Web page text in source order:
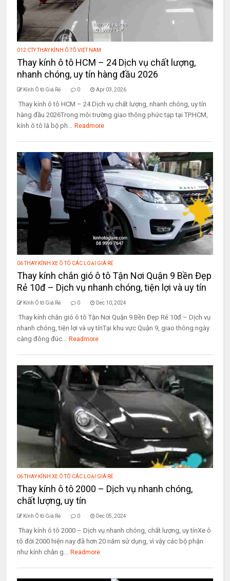
012 CTY THAY KÍNH Ô TÔ VIỆT NAM
Thay kính ô tô HCM – 24 Dịch vụ chất lượng,
nhanh chóng, uy tín hàng đầu 2026
Kính Ô tô Giá Rẻ 0 Apr 03, 2026
Thay kính ô tô HCM – 24 Dịch vụ chất lượng, nhanh chóng, uy tín
hàng đầu 2026Trong môi trường giao thông phức tạp tại TP.HCM,
kính ô tô là bộ ph... Readmore
06 THAY KÍNH XE Ô TÔ CÁC LOẠI GIÁ RẺ
Thay kính chắn gió ô tô Tận Nơi Quận 9 Bền Đẹp
Rẻ 10đ – Dịch vụ nhanh chóng, tiện lợi và uy tín
Kính Ô tô Giá Rẻ 0 Dec 10, 2024
Thay kính chắn gió ô tô Tận Nơi Quận 9 Bền Đẹp Rẻ 10đ – Dịch vụ
nhanh chóng, tiện lợi và uy tínTại khu vực Quận 9, giao thông ngày
càng đông đúc... Readmore
06 THAY KÍNH XE Ô TÔ CÁC LOẠI GIÁ RẺ
Thay kính ô tô 2000 – Dịch vụ nhanh chóng,
chất lượng, uy tín
Kính Ô tô Giá Rẻ 0 Dec 05, 2024
Thay kính ô tô 2000 – Dịch vụ nhanh chóng, chất lượng, uy tínXe ô
tô đời 2000 hiện nay đã hơn 20 năm sử dụng, vì vậy các bộ phận
như kính chắn g... Readmore